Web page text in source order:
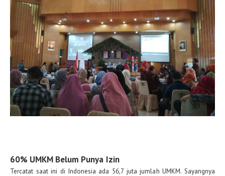
60% UMKM Belum Punya Izin
Tercatat saat ini di Indonesia ada 56,7 juta jumlah UMKM. Sayangnya